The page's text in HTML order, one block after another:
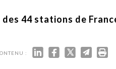
des 44 stations de
: